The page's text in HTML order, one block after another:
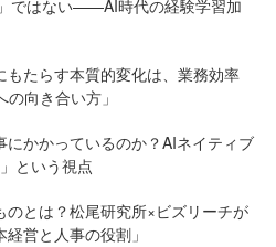
ではない——AI時代の経験学習加
もたらす本質的変化は、業務効率
向き合い方」
にかかっているのか？AIネイティブ
という視点
のとは？松尾研究所×ビズリーチが
営と人事の役割」